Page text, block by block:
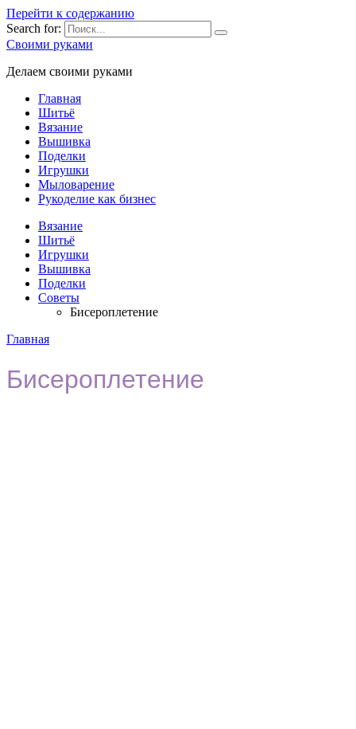
Перейти к содержанию
Search for:
Своими руками
Делаем своими руками
Главная
Шитьё
Вязание
Вышивка
Поделки
Игрушки
Мыловарение
Рукоделие как бизнес
Вязание
Шитьё
Игрушки
Вышивка
Поделки
Советы
Бисероплетение
Главная
Бисероплетение